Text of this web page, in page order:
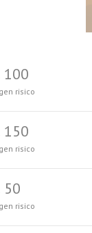
100
risico
150
risico
50
risico